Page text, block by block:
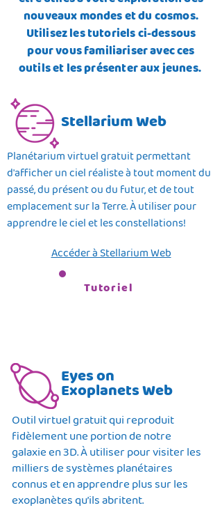
nouveaux mondes et du cosmos.
Utilisez les tutoriels ci-dessous
pour vous familiariser avec ces
outils et les présenter aux jeunes.
Stellarium Web
Planétarium virtuel gratuit permettant
d'afficher un ciel réaliste à tout moment du
passé, du présent ou du futur, et de tout
emplacement sur la Terre. À utiliser pour
apprendre le ciel et les constellations!
Accéder à Stellarium Web
Tutoriel
Eyes on
Exoplanets Web
Outil virtuel gratuit qui reproduit
fidèlement une portion de notre
galaxie en 3D. À utiliser pour visiter les
milliers de systèmes planétaires
connus et en apprendre plus sur les
exoplanètes qu’ils abritent.